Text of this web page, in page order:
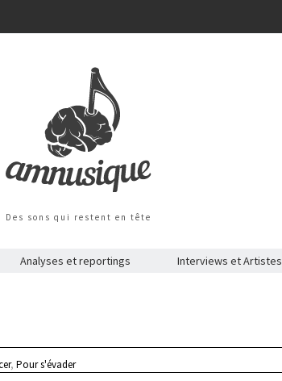
Des sons qui restent en tête
Analyses et reportings Interviews et Artistes
,Pour s'évader